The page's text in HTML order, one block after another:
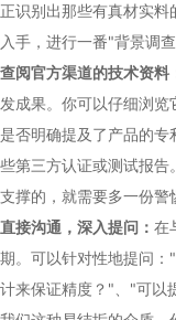
正识别出那些有真材实
入手，进行一番"背景调查
查阅官方渠道的技术资料
发成果。你可以仔细浏览
是否明确提及了产品的
些第三方认证或测试报
支撑的，就需要多一份警
直接沟通，深入提问： 在
期。可以针对性地提问
计来保证精度？"、"可以